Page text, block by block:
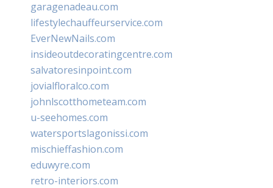
garagenadeau.com
lifestylechauffeurservice.com
EverNewNails.com
insideoutdecoratingcentre.com
salvatoresinpoint.com
jovialfloralco.com
johnlscotthometeam.com
u-seehomes.com
watersportslagonissi.com
mischieffashion.com
eduwyre.com
retro-interiors.com